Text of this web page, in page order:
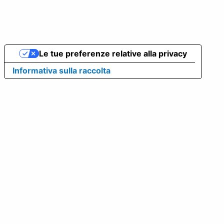
Informativa sulla raccolta
Le tue preferenze relative alla privacy